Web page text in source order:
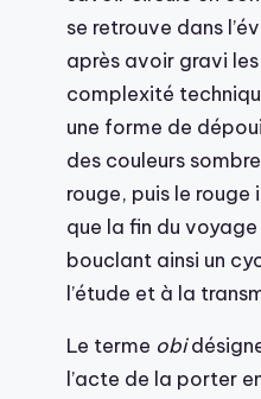
se retrouve dans
après avoir gravi
complexité
une forme de
des couleurs
rouge, puis le rouge
que la fin du
bouclant ainsi un
l’étude et à la
Le terme obi
l’acte de la porter